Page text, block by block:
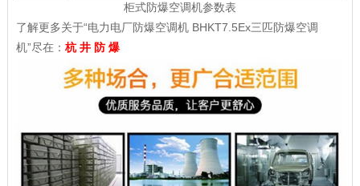
柜式防爆空调机参数表
了解更多关于“电力电厂防爆空调机 BHKT7.5Ex三匹防爆空调
机”尽在： 杭 井 防 爆